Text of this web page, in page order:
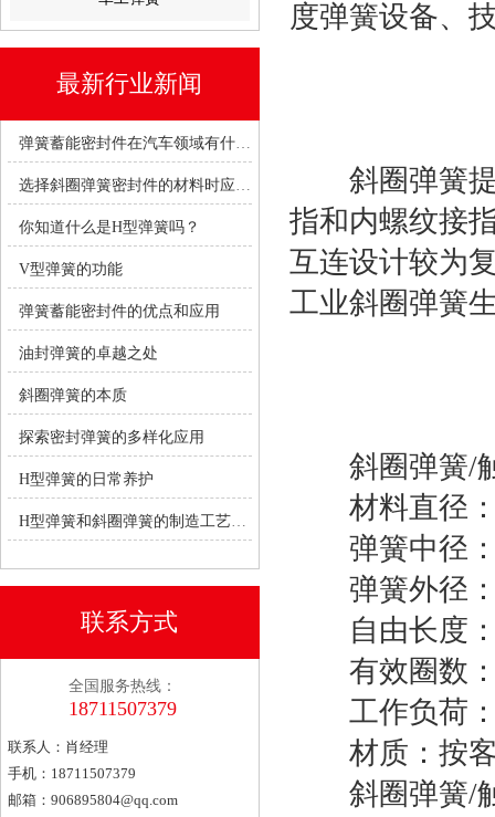
最新行业新闻
弹簧蓄能密封件在汽车领域有什么优势？
选择斜圈弹簧密封件的材料时应考虑哪些因素？
你知道什么是H型弹簧吗？
V型弹簧的功能
弹簧蓄能密封件的优点和应用
油封弹簧的卓越之处
斜圈弹簧的本质
探索密封弹簧的多样化应用
H型弹簧的日常养护
H型弹簧和斜圈弹簧的制造工艺有何不同？
联系方式
全国服务热线：
18711507379
联系人：肖经理
手机：18711507379
邮箱： 906895804@qq.com
度弹簧设备、
斜圈弹簧提
指和内螺纹接
互连设计较为
工业斜圈弹簧
斜圈弹簧/触
材料直径：
弹簧中径：
弹簧外径：
自由长度：
有效圈数：
工作负荷：
材质：按客
斜圈弹簧/触